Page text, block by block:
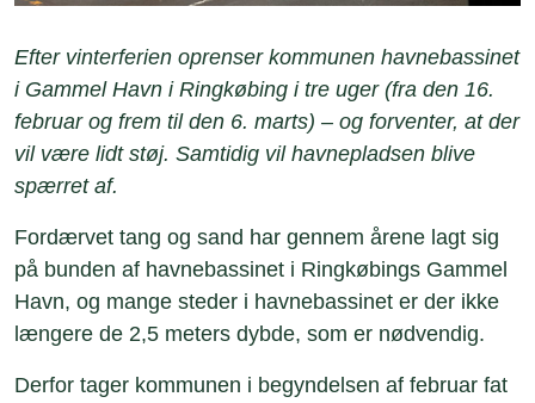
Efter vinterferien oprenser kommunen havnebassinet
i Gammel Havn i Ringkøbing i tre uger (fra den 16.
februar og frem til den 6. marts) – og forventer, at der
vil være lidt støj. Samtidig vil havnepladsen blive
spærret af.
Fordærvet tang og sand har gennem årene lagt sig
på bunden af havnebassinet i Ringkøbings Gammel
Havn, og mange steder i havnebassinet er der ikke
længere de 2,5 meters dybde, som er nødvendig.
Derfor tager kommunen i begyndelsen af februar fat